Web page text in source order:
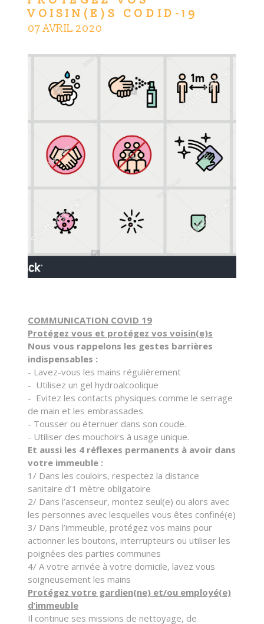
VOISIN(E)S CODID-19
07 AVRIL 2020
COMMUNICATION COVID 19
Protégez vous et protégez vos voisin(e)s
Nous vous rappelons les gestes barrières
indispensables :
- Lavez-vous les mains régulièrement
- Utilisez un gel hydroalcoolique
- Evitez les contacts physiques comme le serrage
de main et les embrassades
- Tousser ou éternuer dans son coude.
- Utiliser des mouchoirs à usage unique.
Et aussi les 4 réflexes permanents à avoir dans
votre immeuble :
1/ Dans les couloirs, respectez la distance
sanitaire d’1 mètre obligatoire
2/ Dans l’ascenseur, montez seul(e) ou alors avec
les personnes avec lesquelles vous êtes confiné(e)
3/ Dans l’immeuble, protégez vos mains pour
actionner les boutons, interrupteurs ou utiliser les
poignées des parties communes
4/ A votre arrivée à votre domicile, lavez vous
soigneusement les mains
Protégez votre gardien(ne) et/ou employé(e)
d’immeuble
Il continue ses missions de nettoyage, de